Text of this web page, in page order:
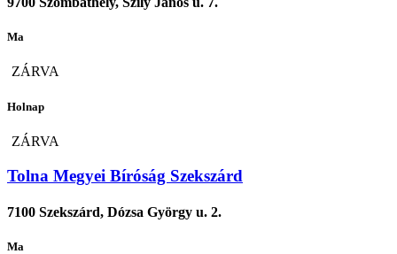
Ma
ZÁRVA
Holnap
ZÁRVA
Tolna Megyei Bíróság Szekszárd
7100 Szekszárd, Dózsa György u. 2.
Ma